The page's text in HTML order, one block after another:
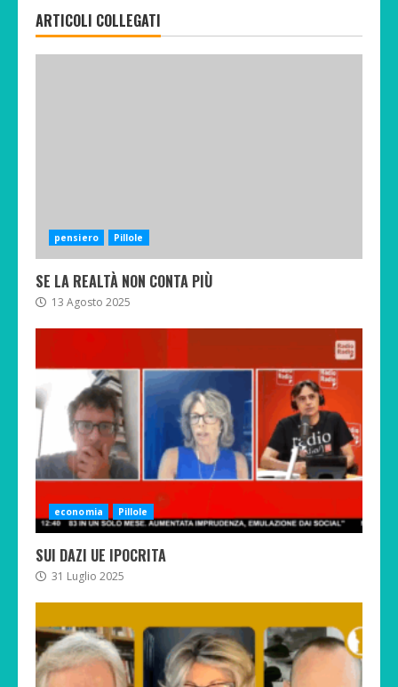
ARTICOLI COLLEGATI
pensiero Pillole
SE LA REALTÀ NON CONTA PIÙ
13 Agosto 2025
economia Pillole
SUI DAZI UE IPOCRITA
31 Luglio 2025